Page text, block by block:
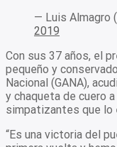
— Luis Almagro
2019
Con sus 37 años, el
pequeño y
Nacional (GANA),
y chaqueta de cuero
simpatizantes que lo
“Es una victoria del